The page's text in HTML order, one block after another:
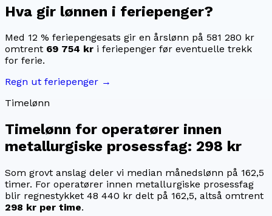
Hva gir lønnen i feriepenger?
Med 12 % feriepengesats gir en årslønn på 581 280 kr
omtrent 69 754 kr i feriepenger før eventuelle trekk
for ferie.
Regn ut feriepenger →
Timelønn
Timelønn for operatører innen
metallurgiske prosessfag: 298 kr
Som grovt anslag deler vi median månedslønn på 162,5
timer. For operatører innen metallurgiske prosessfag
blir regnestykket 48 440 kr delt på 162,5, altså omtrent
298 kr per time.